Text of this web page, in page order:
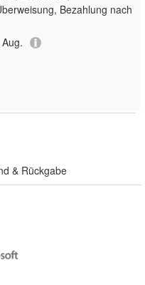
Bezahlung nach
& Rückgabe